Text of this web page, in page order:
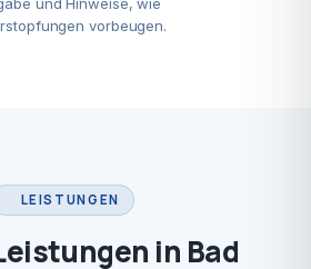
vorbeugen.
LEISTUNGEN
in Bad